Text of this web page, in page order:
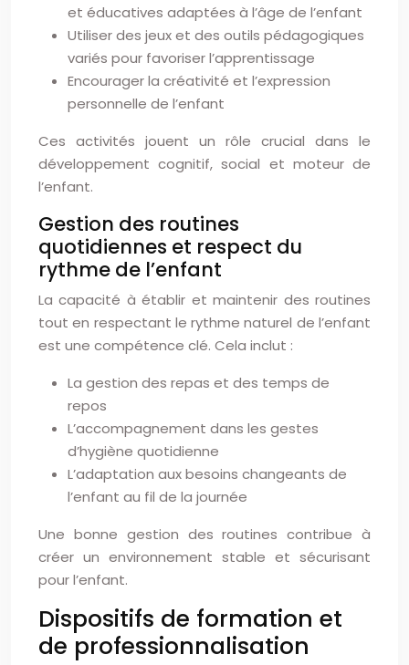
et éducatives adaptées à l’âge de l’enfant
Utiliser des jeux et des outils pédagogiques
variés pour favoriser l’apprentissage
Encourager la créativité et l’expression
personnelle de l’enfant
Ces activités jouent un rôle crucial dans le
développement cognitif, social et moteur de
l’enfant.
Gestion des routines
quotidiennes et respect du
rythme de l’enfant
La capacité à établir et maintenir des routines
tout en respectant le rythme naturel de l’enfant
est une compétence clé. Cela inclut :
La gestion des repas et des temps de
repos
L’accompagnement dans les gestes
d’hygiène quotidienne
L’adaptation aux besoins changeants de
l’enfant au fil de la journée
Une bonne gestion des routines contribue à
créer un environnement stable et sécurisant
pour l’enfant.
Dispositifs de formation et
de professionnalisation